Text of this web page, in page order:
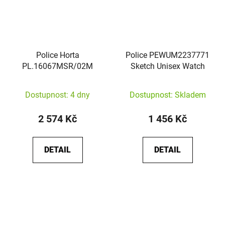
Police Horta
PL.16067MSR/02M
Dostupnost: 4 dny
2 574 Kč
DETAIL
Police PEWUM2237771
Sketch Unisex Watch
Dostupnost: Skladem
1 456 Kč
DETAIL